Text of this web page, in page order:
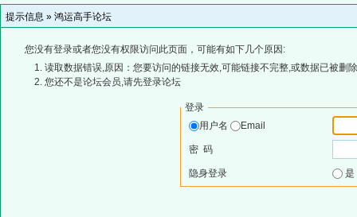
提示信息 » 鸿运高手论坛
您没有登录或者您没有权限访问此页面，可能有如下几个原因:
读取数据错误,原因：您要访问的链接无效,可能链接不完整,或数据已被删
您还不是论坛会员,请先登录论坛
登录
用户名
Email
密 码
隐身登录